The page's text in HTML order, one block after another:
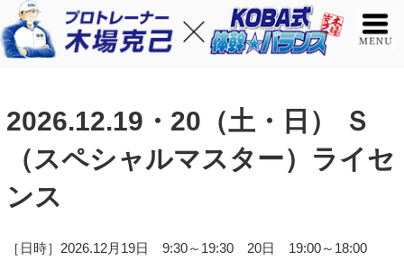
2026.12.19・20（土・日） Ｓ
（スペシャルマスター）ライセ
ンス
［日時］2026.12月19日 9:30～19:30 20日 19:00～18:00